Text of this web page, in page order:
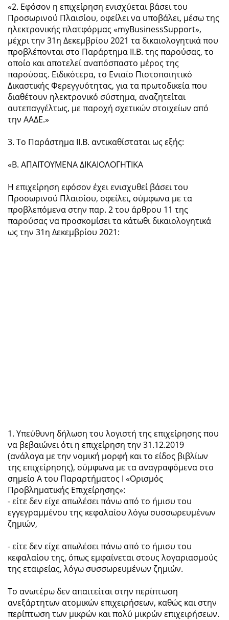
«2. Εφόσον η επιχείρηση ενισχύεται βάσει του
Προσωρινού Πλαισίου, οφείλει να υποβάλει, μέσω της
ηλεκτρονικής πλατφόρμας «myBusinessSupport»,
μέχρι την 31η Δεκεμβρίου 2021 τα δικαιολογητικά που
προβλέπονται στο Παράρτημα ΙΙ.Β. της παρούσας, το
οποίο και αποτελεί αναπόσπαστο μέρος της
παρούσας. Ειδικότερα, το Ενιαίο Πιστοποιητικό
Δικαστικής Φερεγγυότητας, για τα πρωτοδικεία που
διαθέτουν ηλεκτρονικό σύστημα, αναζητείται
αυτεπαγγέλτως, με παροχή σχετικών στοιχείων από
την ΑΑΔΕ.»
3. Το Παράστημα ΙΙ.Β. αντικαθίσταται ως εξής:
«Β. ΑΠΑΙΤΟΥΜΕΝΑ ΔΙΚΑΙΟΛΟΓΗΤΙΚΑ
Η επιχείρηση εφόσον έχει ενισχυθεί βάσει του
Προσωρινού Πλαισίου, οφείλει, σύμφωνα με τα
προβλεπόμενα στην παρ. 2 του άρθρου 11 της
παρούσας να προσκομίσει τα κάτωθι δικαιολογητικά
ως την 31η Δεκεμβρίου 2021:
1. Υπεύθυνη δήλωση του λογιστή της επιχείρησης που
να βεβαιώνει ότι η επιχείρηση την 31.12.2019
(ανάλογα με την νομική μορφή και το είδος βιβλίων
της επιχείρησης), σύμφωνα με τα αναγραφόμενα στο
σημείο Α του Παραρτήματος Ι «Ορισμός
Προβληματικής Επιχείρησης»:
- είτε δεν είχε απωλέσει πάνω από το ήμισυ του
εγγεγραμμένου της κεφαλαίου λόγω συσσωρευμένων
ζημιών,
- είτε δεν είχε απωλέσει πάνω από το ήμισυ του
κεφαλαίου της, όπως εμφαίνεται στους λογαριασμούς
της εταιρείας, λόγω συσσωρευμένων ζημιών.
Το ανωτέρω δεν απαιτείται στην περίπτωση
ανεξάρτητων ατομικών επιχειρήσεων, καθώς και στην
περίπτωση των μικρών και πολύ μικρών επιχειρήσεων.